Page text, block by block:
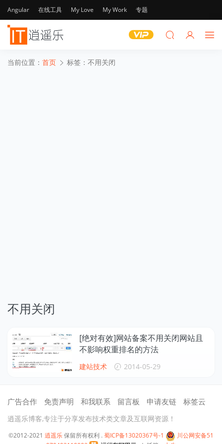
Angular 在线工具 My Love My Work 专题
当前位置： 首页 标签：不用关闭
不用关闭
[绝对有效]网站备案不用关闭网站且
不影响权重排名的方法
建站技术 2014-05-29
广告合作 免责声明 和我联系 留言板 申请友链 标签云
逍遥乐博客,专注于分享发布技术类文章及互联网资源！
©2012-2021 逍遥乐保留所有权利 . 蜀ICP备13020367号-1
川公网安备51